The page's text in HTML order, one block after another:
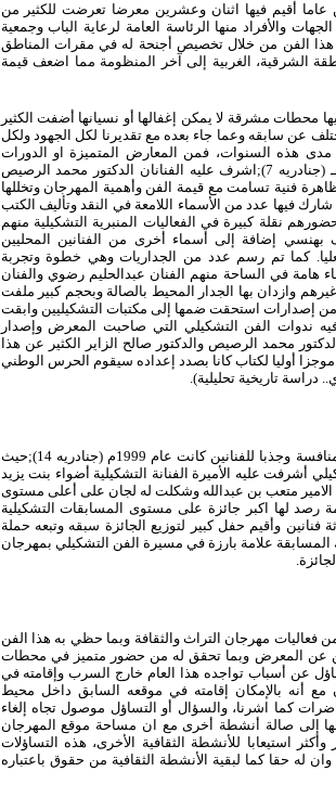
أقيم فيها اثنان وعشرين معرضا تعرضت للكثير من
والأفراد منها الرئاسة العامة لرعاية الباب وجمعية
هذا الفن من خلال تخصيص أجنحة له في مقرات المناطق
الشرقية، الغربية إلى آخر المنظومة مما اضعف قيمة
محطات مشرقة لا يمكن إغفالها أو نسيانها أضفت الكثير
عن سابقه وعما جاء بعده مع تقديرنا لكل الجهود ولكل
هذه السنوات، فمن المعارض المتميزة او الدورات
الناجحة المعرض الذي أقيم عام 1413هـ (جنادريه 7);اشرف عليه الفنانان الدكتور محمد الرصيص
فنية تسامت مع قيمة الفن وأهمية المهرجان وتخللها
شارك فيها عدد من الأسماء اللامعة في النقد وتأليف الكتب
نقلة كبيرة في الفعاليات المنبرية التشكيلية منهم
بهنسي إضافة إلى أسماء أخرى من الفنانين المحليين
كما تم رسم عدد من الجداريات وهي خطوة وتجربة
هامة في الساحة منهم الفنان عبدالحليم رضوي والفنان
وازدان بها الجدار المحيط بالصالة وبحجم كبير ملفت
إصدارات استحقت ضمها إلى مكتبات التشكيليين وابقت
ندوات الفن التشكيلي التي صاحبت المعرض وإصدار
محمد الرصيص والدكتور صالح الزاير الكثير عن هذا
أوليا لكتاب كانا بصدد إعداده سيقوم الحرس الوطني
دراسة تاريخية تحليلية).
أما المحطة الأكثر اثارة ووهجا إعلاميا ومنافسة وجذبا للفنانين كانت عام 1999م (جنادريه 14);حيث
أشرفت عليه الأميرة الفنانة التشكيلية أضواء بنت يزيد
متعب بن عبدالله وشكلت له لجان على أعلى مستوى
لها اكبر جائزة على مستوى المسابقات التشكيلية
وأقيم حفل كبير لتوزيع الجائزة سبقه وتبعه حملة
علامة بارزة في مسيرة الفن التشكيلي بمهرجان
فعاليات مهرجان التراث والثقافة وبما حظي به هذا الفن
عن المعرض وبما تحقق له من حضور متميز في محطات
عن أسباب تواجده هذا العام خارج السرب وإقامته في
مع أنه بالإمكان إقامته في موقعه السابق داخل محيط
كما اشرنا، والسؤال أو التساؤل موصول تجاه إلغاء
إلى صالة أنشطة أخرى مع ان مساحة موقع المهرجان
استيعابا للأنشطة الثقافية الأخرى، هذه التساؤلات
له حقا كما لبقية الأنشطة الثقافية من حقوق باعتباره